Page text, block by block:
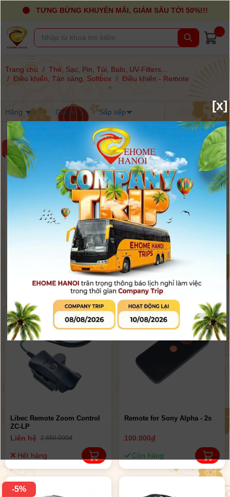
TƯNG BỪNG KHUYẾN MÃI, GIẢM SÂU TỚI 50%!!!
Trang chủ / Thẻ, Sạc, Pin, Túi, Balo, UV-Filters...
/ Điều khiển, Tản sáng, Softbox / Điều khiển - Remote
Hãng Giá Sắp xếp
-6%
Libec Zoom & focus control
ZFC-L | Chính hãng
3.300.000đ
Hết hàng
Bộ điều khiển từ xa RMT-
P1BT
1.990.000đ
Còn hàng
Libec Remote Zoom Control
ZC-LP
Liên hệ 2.650.000đ
Hết hàng
Remote for Sony Alpha - 2s
100.000đ
Còn hàng
-5%
[x]